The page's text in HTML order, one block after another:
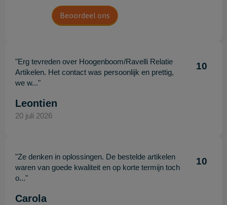
Beoordeel ons
"Erg tevreden over Hoogenboom/Ravelli Relatie
Artikelen. Het contact was persoonlijk en prettig,
we w..."
10
Leontien
20 juli 2026
"Ze denken in oplossingen. De bestelde artikelen
waren van goede kwaliteit en op korte termijn toch
o..."
10
Carola